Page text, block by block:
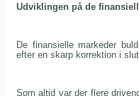
Udviklingen på de
De finansielle markeder
efter en skarp korrektion i
Som altid var der flere